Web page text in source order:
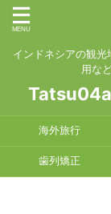
インドネシアの観
用な
海外旅行
歯列矯正